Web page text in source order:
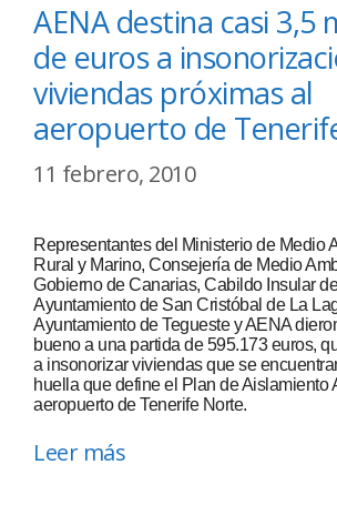
AENA destina casi 3,5
de euros a
viviendas próximas al
aeropuerto de
11 febrero, 2010
Representantes del Ministerio de Medio
Rural y Marino, Consejería de Medio
Gobierno de Canarias, Cabildo Insular
Ayuntamiento de San Cristóbal de La
Ayuntamiento de Tegueste y AENA
bueno a una partida de 595.173 euros,
a insonorizar viviendas que se
huella que define el Plan de Aislamiento
aeropuerto de Tenerife Norte.
Leer más